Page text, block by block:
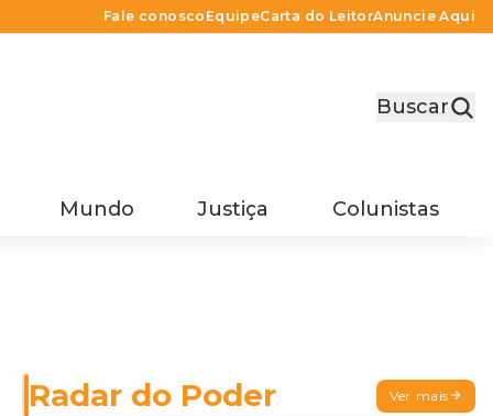
Fale conosco EquipeCarta do LeitorAnuncie Aqui
Buscar
Mundo Justiça Colunistas
Radar do Poder Ver mais